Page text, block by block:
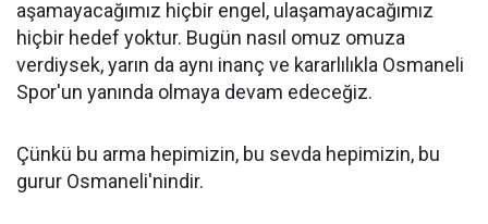
aşamayacağımız hiçbir engel, ulaşamayacağımız
hiçbir hedef yoktur. Bugün nasıl omuz omuza
verdiysek, yarın da aynı inanç ve kararlılıkla Osmaneli
Spor'un yanında olmaya devam edeceğiz.
Çünkü bu arma hepimizin, bu sevda hepimizin, bu
gurur Osmaneli'nindir.